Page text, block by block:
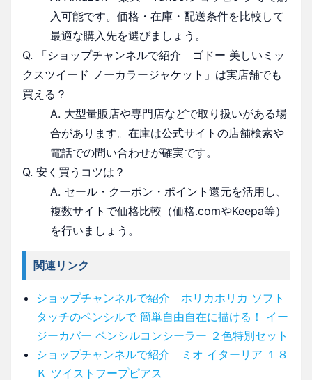
入可能です。価格・在庫・配送条件を比較して
最適な購入先を選びましょう。
Q. 「ショップチャンネルで紹介 ゴドー 美しいミッ
クスツイード ノーカラージャケット」は実店舗でも
買える？
A. 大型量販店や専門店などで取り扱いがある場
合があります。在庫は公式サイトの店舗検索や
電話での問い合わせが確実です。
Q. 安く買うコツは？
A. セール・クーポン・ポイント還元を活用し、
複数サイトで価格比較（価格.comやKeepa等）
を行いましょう。
関連リンク
ショップチャンネルで紹介 ホリカホリカ ソフト
タッチのペンシルで 簡単自由自在に描ける！ イー
ジーカバー ペンシルコンシーラー ２色特別セット
ショップチャンネルで紹介 ミオ イターリア １８
Ｋ ツイストフープピアス